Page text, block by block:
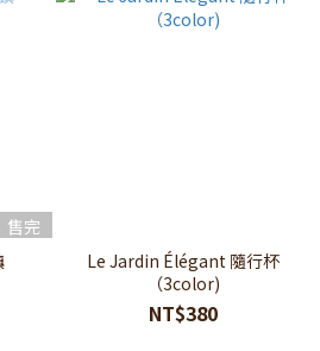
售完
Le Jardin Élégant 隨行杯
（3color)
NT$380